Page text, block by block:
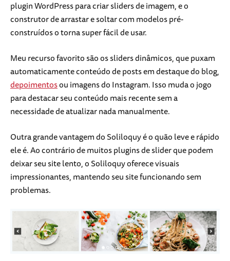
plugin WordPress para criar sliders de imagem, e o
construtor de arrastar e soltar com modelos pré-
construídos o torna super fácil de usar.
Meu recurso favorito são os sliders dinâmicos, que puxam
automaticamente conteúdo de posts em destaque do blog,
depoimentosou imagens do Instagram. Isso muda o jogo
para destacar seu conteúdo mais recente sem a
necessidade de atualizar nada manualmente.
Outra grande vantagem do Soliloquy é o quão leve e rápido
ele é. Ao contrário de muitos plugins de slider que podem
deixar seu site lento, o Soliloquy oferece visuais
impressionantes, mantendo seu site funcionando sem
problemas.